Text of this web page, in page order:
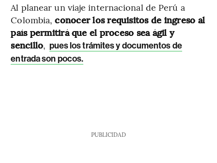
Al planear un viaje internacional de Perú a
Colombia,conocer los requisitos de ingreso al
país permitirá que el proceso sea ágil y
sencillo, pues los trámites y documentos de
entrada son pocos.
PUBLICIDAD